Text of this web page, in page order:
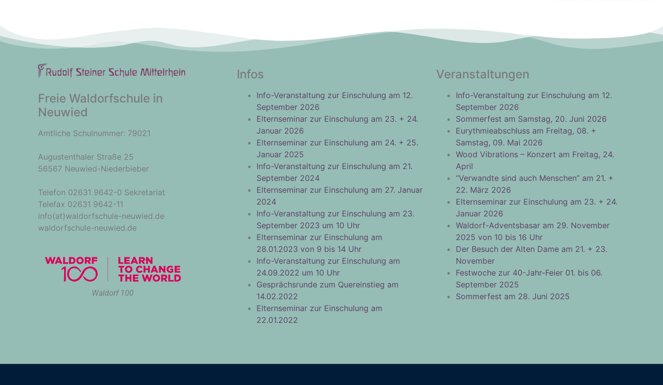
Freie Waldorfschule in
Neuwied
Amtliche Schulnummer: 79021
Augustenthaler Straße 25
56567 Neuwied-Niederbieber
Telefon 02631 9642-0 Sekretariat
Telefax 02631 9642-11
info(at)waldorfschule-neuwied.de
waldorfschule-neuwied.de
Waldorf 100
Infos
Info-Veranstaltung zur Einschulung am 12.
September 2026
Elternseminar zur Einschulung am 23. + 24.
Januar 2026
Elternseminar zur Einschulung am 24. + 25.
Januar 2025
Info-Veranstaltung zur Einschulung am 21.
September 2024
Elternseminar zur Einschulung am 27. Januar
2024
Info-Veranstaltung zur Einschulung am 23.
September 2023 um 10 Uhr
Elternseminar zur Einschulung am
28.01.2023 von 9 bis 14 Uhr
Info-Veranstaltung zur Einschulung am
24.09.2022 um 10 Uhr
Gesprächsrunde zum Quereinstieg am
14.02.2022
Elternseminar zur Einschulung am
22.01.2022
Veranstaltungen
Info-Veranstaltung zur Einschulung am 12.
September 2026
Sommerfest am Samstag, 20. Juni 2026
Eurythmieabschluss am Freitag, 08. +
Samstag, 09. Mai 2026
Wood Vibrations – Konzert am Freitag, 24.
April
“Verwandte sind auch Menschen” am 21. +
22. März 2026
Elternseminar zur Einschulung am 23. + 24.
Januar 2026
Waldorf-Adventsbasar am 29. November
2025 von 10 bis 16 Uhr
Der Besuch der Alten Dame am 21. + 23.
November
Festwoche zur 40-Jahr-Feier 01. bis 06.
September 2025
Sommerfest am 28. Juni 2025